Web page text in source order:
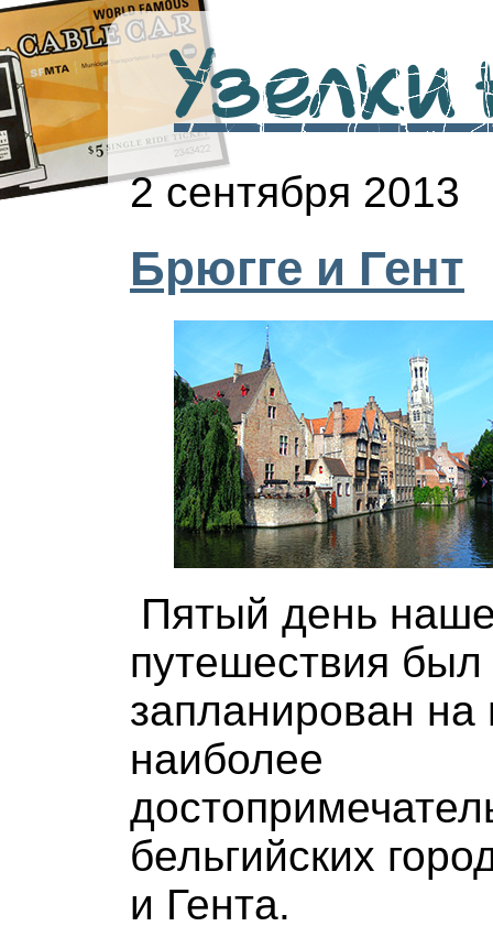
Узелки
2 сентября 2013
Брюгге и Гент
Пятый день
путешествия был
запланирован
наиболее
бельгийских
и Гента.